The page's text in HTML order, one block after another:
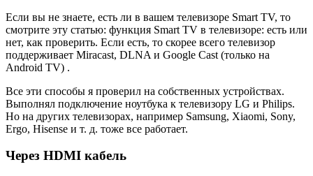
Если вы не знаете, есть ли в вашем телевизоре Smart TV, то
смотрите эту статью: функция Smart TV в телевизоре: есть или
нет, как проверить. Если есть, то скорее всего телевизор
поддерживает Miracast, DLNA и Google Cast (только на
Android TV) .
Все эти способы я проверил на собственных устройствах.
Выполнял подключение ноутбука к телевизору LG и Philips.
Но на других телевизорах, например Samsung, Xiaomi, Sony,
Ergo, Hisense и т. д. тоже все работает.
Через HDMI кабель